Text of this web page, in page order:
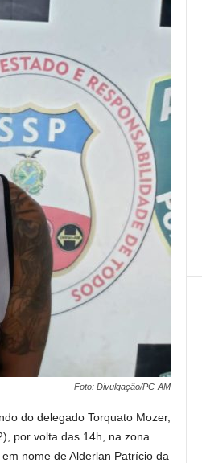
Foto: Divulgação/PC-AM
do delegado Torquato Mozer,
por volta das 14h, na zona
nome de Alderlan Patrício da